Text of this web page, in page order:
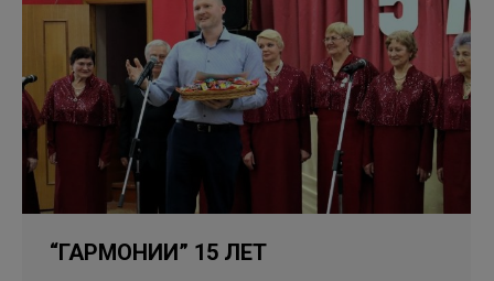
“ГАРМОНИИ” 15 ЛЕТ